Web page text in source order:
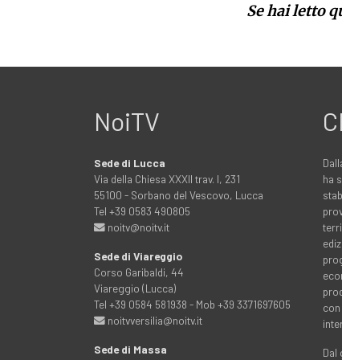
Se hai letto
NoiTV
Sede di Lucca
Via della Chiesa XXXII trav. I, 231
55100 - Sorbano del Vescovo, Lucca
Tel +39 0583 490805
noitv@noitv.it
Sede di Viareggio
Corso Garibaldi, 44
Viareggio (Lucca)
Tel +39 0584 581938 - Mob +39 3371697605
noitvversilia@noitv.it
Sede di Massa
ha
Dal